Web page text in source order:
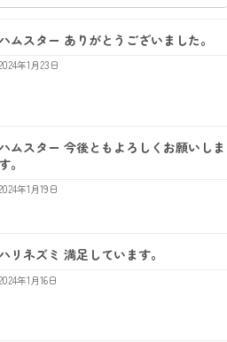
ムスター ありがとうございました。
2024年1月23日
ムスター 今後ともよろしくお願いしま
。
年1月19日
リネズミ 満足しています。
2024年1月16日